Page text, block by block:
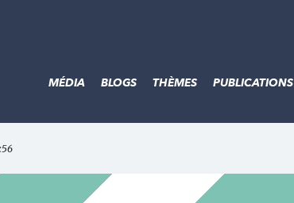
MÉDIA BLOGS THÈMES PUBLICATIONS